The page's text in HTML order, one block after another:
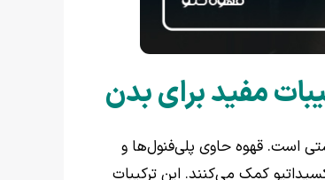
مفید برای بدن
است. قهوه حاوی پلی‌فنول‌ها و
کمک می‌کنند. این ترکیبات